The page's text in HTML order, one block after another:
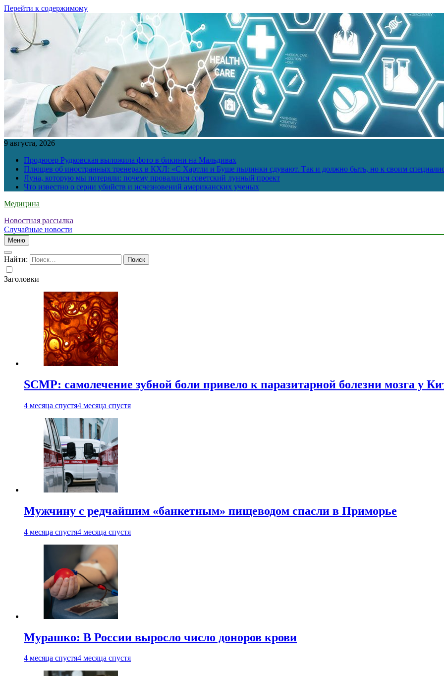
Перейти к содержимому
9 августа, 2026
Продюсер Рудковская выложила фото в бикини на Мальдивах
Плющев об иностранных тренерах в КХЛ: «С Хартли и Буше пылинки сдувают. Так и должно быть, но к своим
Луна, которую мы потеряли: почему провалился советский лунный проект
Что известно о серии убийств и исчезновений американских ученых
Медицина
Новостная рассылка
Случайные новости
Меню
Найти:
Заголовки
SCMP: самолечение зубной боли привело к паразитарной болезни мозга у
4 месяца спустя4 месяца спустя
Мужчину с редчайшим «банкетным» пищеводом спасли в Приморье
4 месяца спустя4 месяца спустя
Мурашко: В России выросло число доноров крови
4 месяца спустя4 месяца спустя